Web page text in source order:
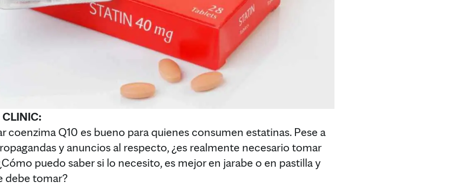
CLINIC:
coenzima Q10 es bueno para quienes consumen estatinas. Pese a
y anuncios al respecto, ¿es realmente necesario tomar
puedo saber si lo necesito, es mejor en jarabe o en pastilla y
debe tomar?